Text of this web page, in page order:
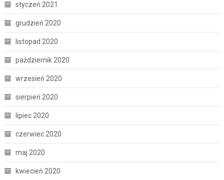
styczeń 2021
grudzień 2020
listopad 2020
październik 2020
wrzesień 2020
sierpień 2020
lipiec 2020
czerwiec 2020
maj 2020
kwiecień 2020